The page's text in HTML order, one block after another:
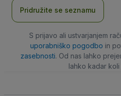
Pridružite se seznamu
S prijavo ali ustvarjanjem
uporabniško pogodbo in
zasebnosti. Od nas lahko
lahko kadar koli